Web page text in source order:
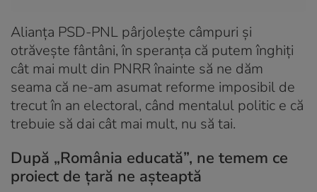
Alianța PSD-PNL pârjolește câmpuri și
otrăvește fântâni, în speranța că putem înghiți
cât mai mult din PNRR înainte să ne dăm
seama că ne-am asumat reforme imposibil de
trecut în an electoral, când mentalul politic e că
trebuie să dai cât mai mult, nu să tai.
După „România educată”, ne temem ce
proiect de țară ne așteaptă